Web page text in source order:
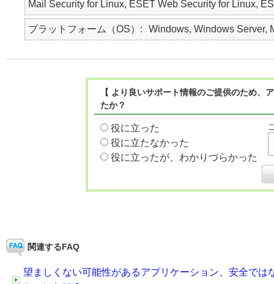
Mail Security for Linux, ESET Web Security for Linux,
プラットフォーム（OS） Windows, Windows Server,
【 より良いサポート情報のご提供のため
たか？
役に立った
役に立たなかった
役に立ったが、わかりづらかった
関連するFAQ
望ましくない可能性があるアプリケーション、安全で